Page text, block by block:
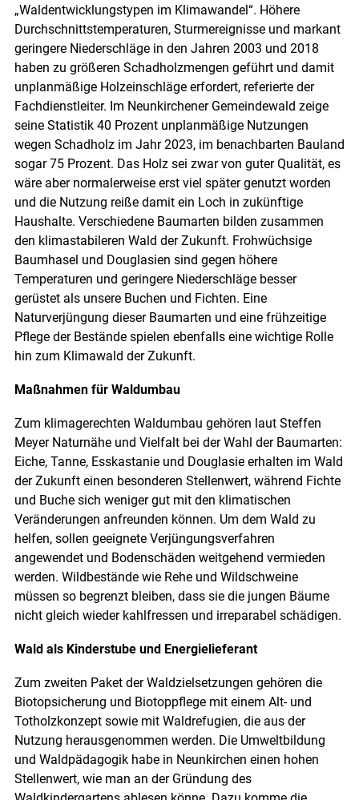
„Waldentwicklungstypen im Klimawandel“. Höhere
Durchschnittstemperaturen, Sturmereignisse und markant
geringere Niederschläge in den Jahren 2003 und 2018
haben zu größeren Schadholzmengen geführt und damit
unplanmäßige Holzeinschläge erfordert, referierte der
Fachdienstleiter. Im Neunkirchener Gemeindewald zeige
seine Statistik 40 Prozent unplanmäßige Nutzungen
wegen Schadholz im Jahr 2023, im benachbarten Bauland
sogar 75 Prozent. Das Holz sei zwar von guter Qualität, es
wäre aber normalerweise erst viel später genutzt worden
und die Nutzung reiße damit ein Loch in zukünftige
Haushalte. Verschiedene Baumarten bilden zusammen
den klimastabileren Wald der Zukunft. Frohwüchsige
Baumhasel und Douglasien sind gegen höhere
Temperaturen und geringere Niederschläge besser
gerüstet als unsere Buchen und Fichten. Eine
Naturverjüngung dieser Baumarten und eine frühzeitige
Pflege der Bestände spielen ebenfalls eine wichtige Rolle
hin zum Klimawald der Zukunft.
Maßnahmen für Waldumbau
Zum klimagerechten Waldumbau gehören laut Steffen
Meyer Naturnähe und Vielfalt bei der Wahl der Baumarten:
Eiche, Tanne, Esskastanie und Douglasie erhalten im Wald
der Zukunft einen besonderen Stellenwert, während Fichte
und Buche sich weniger gut mit den klimatischen
Veränderungen anfreunden können. Um dem Wald zu
helfen, sollen geeignete Verjüngungsverfahren
angewendet und Bodenschäden weitgehend vermieden
werden. Wildbestände wie Rehe und Wildschweine
müssen so begrenzt bleiben, dass sie die jungen Bäume
nicht gleich wieder kahlfressen und irreparabel schädigen.
Wald als Kinderstube und Energielieferant
Zum zweiten Paket der Waldzielsetzungen gehören die
Biotopsicherung und Biotoppflege mit einem Alt- und
Totholzkonzept sowie mit Waldrefugien, die aus der
Nutzung herausgenommen werden. Die Umweltbildung
und Waldpädagogik habe in Neunkirchen einen hohen
Stellenwert, wie man an der Gründung des